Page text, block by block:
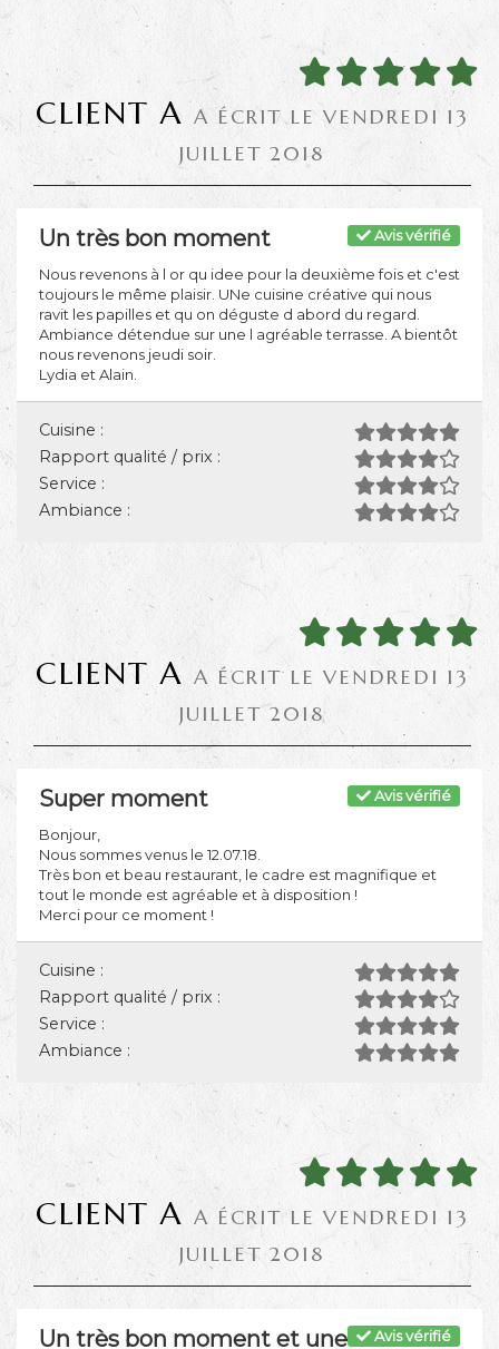
CLIENT A A ÉCRIT LE VENDREDI 13
JUILLET 2018
Avis vérifié
Un très bon moment
Nous revenons à l or qu idee pour la deuxième fois et c'est
toujours le même plaisir. UNe cuisine créative qui nous
ravit les papilles et qu on déguste d abord du regard.
Ambiance détendue sur une l agréable terrasse. A bientôt
nous revenons jeudi soir.
Lydia et Alain.
Cuisine :
Rapport qualité / prix :
Service :
Ambiance :
CLIENT A A ÉCRIT LE VENDREDI 13
JUILLET 2018
Avis vérifié
Super moment
Bonjour,
Nous sommes venus le 12.07.18.
Très bon et beau restaurant, le cadre est magnifique et
tout le monde est agréable et à disposition !
Merci pour ce moment !
Cuisine :
Rapport qualité / prix :
Service :
Ambiance :
CLIENT A A ÉCRIT LE VENDREDI 13
JUILLET 2018
Avis vérifié
Un très bon moment et une